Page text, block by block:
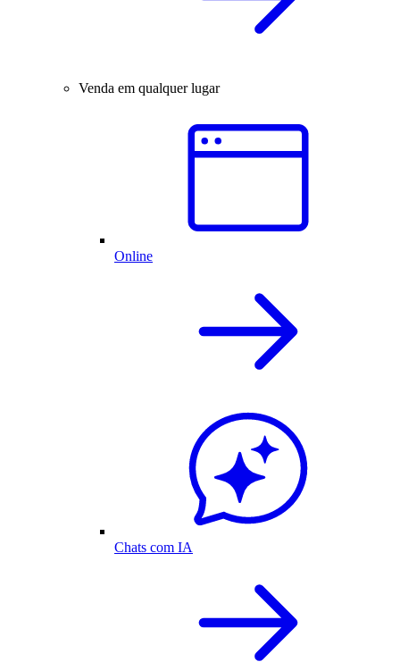
Venda em qualquer lugar
Online
Chats com IA